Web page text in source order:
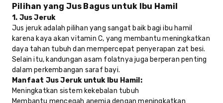
Pilihan yang Jus Bagus untuk Ibu Hamil
1. Jus Jeruk
Jus jeruk adalah pilihan yang sangat baik bagi ibu hamil
karena kaya akan vitamin C, yang membantu meningkatkan
daya tahan tubuh dan mempercepat penyerapan zat besi.
Selain itu, kandungan asam folatnya juga berperan penting
dalam perkembangan saraf bayi.
Manfaat Jus Jeruk untuk Ibu Hamil:
Meningkatkan sistem kekebalan tubuh
Membantu mencegah anemia dengan meningkatkan